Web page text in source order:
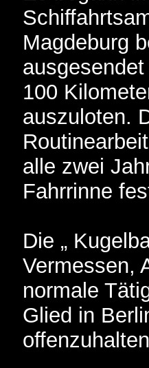
Magdeburg
100
auszuloten.
alle zwei
Fahrrinne
Die „
Vermessen,
normale
Glied in